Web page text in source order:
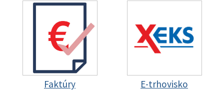
Faktúry E-trhovisko